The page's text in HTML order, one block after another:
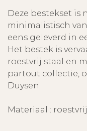
Deze bestekset is
minimalistisch
eens geleverd in
Het bestek is
roestvrij staal en
partout collectie,
Duysen.
Materiaal :